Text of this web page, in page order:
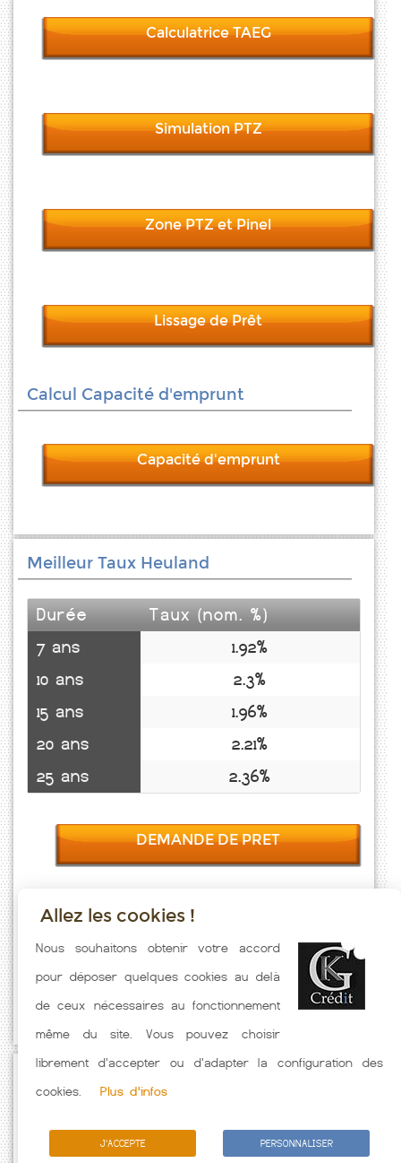
Calculatrice TAEG
Simulation PTZ
Zone PTZ et Pinel
Lissage de Prêt
Calcul Capacité d'emprunt
Capacité d'emprunt
Meilleur Taux Heuland
Durée
Taux (nom. %)
7 ans
1.92%
10 ans
2.3%
15 ans
1.96%
20 ans
2.21%
25 ans
2.36%
DEMANDE DE PRET
Taux emprunt actualisés (Heuland) toutes les semaines. Taux
Immobilier pratiqués par nos partenaires bancaires. Meilleur Taux
hors assurance. Taux crédit immobilier indicatif fonction des
caractéristiques de l'emprunteur.
Allez les cookies !
Nous souhaitons obtenir votre accord
pour déposer quelques cookies au delà
de ceux nécessaires au fonctionnement
même du site. Vous pouvez choisir
librement d'accepter ou d'adapter la configuration des
cookies.
Plus d'infos
J'ACCEPTE PERSONNALISER